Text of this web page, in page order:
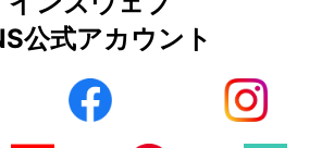
公式アカウント